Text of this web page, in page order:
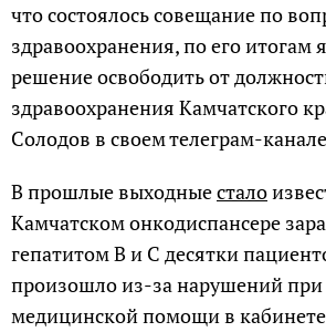
что состоялось совещание по
здравоохранения, по его итогам
решение освободить от
здравоохранения Камчатского
Солодов в своем телеграм-
В прошлые выходныестало
Камчатском онкодиспансере
гепатитом В и С десятки
произошло из-за нарушений при
медицинской помощи в